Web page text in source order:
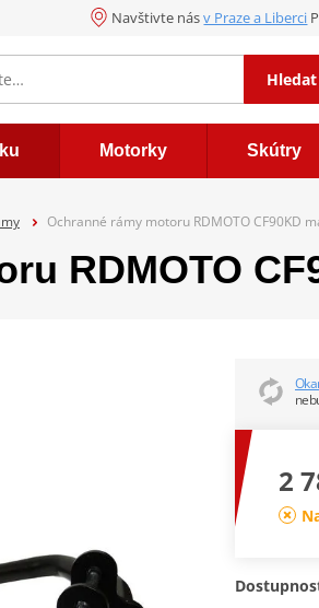
Navštivte násv Praze a Liberci
Hledat
Motorky Skútry
Ochranné rámy motoru RDMOTO CF90KD
RDMOTO
2